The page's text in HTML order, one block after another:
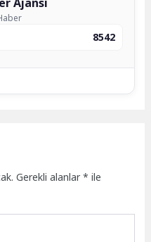
8542
Gerekli alanlar* ile